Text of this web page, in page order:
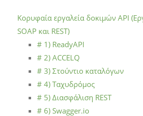
Κορυφαία εργαλεία δοκιμών API
SOAP και REST)
# 1) ReadyAPI
# 2) ACCELQ
# 3) Στούντιο καταλόγων
# 4) Ταχυδρόμος
# 5) Διασφάλιση REST
# 6) Swagger.io